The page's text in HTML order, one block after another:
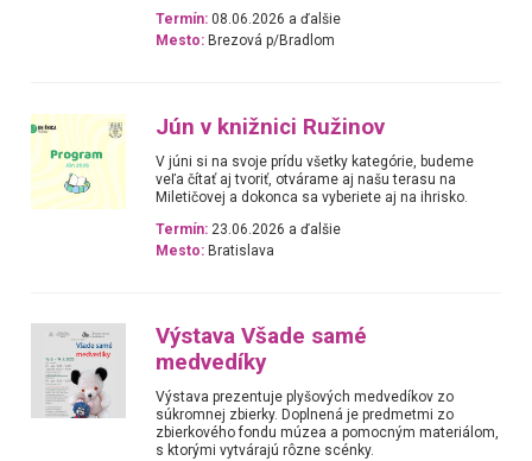
Termín: 08.06.2026 a ďalšie
Mesto: Brezová p/Bradlom
Jún v knižnici Ružinov
V júni si na svoje prídu všetky kategórie, budeme
veľa čítať aj tvoriť, otvárame aj našu terasu na
Miletičovej a dokonca sa vyberiete aj na ihrisko.
Termín: 23.06.2026 a ďalšie
Mesto: Bratislava
Výstava Všade samé
medvedíky
Výstava prezentuje plyšových medvedíkov zo
súkromnej zbierky. Doplnená je predmetmi zo
zbierkového fondu múzea a pomocným materiálom,
s ktorými vytvárajú rôzne scénky.